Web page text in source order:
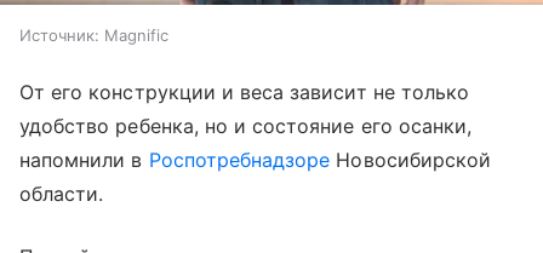
Источник: Magnific
От его конструкции и веса зависит не только
удобство ребенка, но и состояние его осанки,
напомнили в Роспотребнадзоре Новосибирской
области.